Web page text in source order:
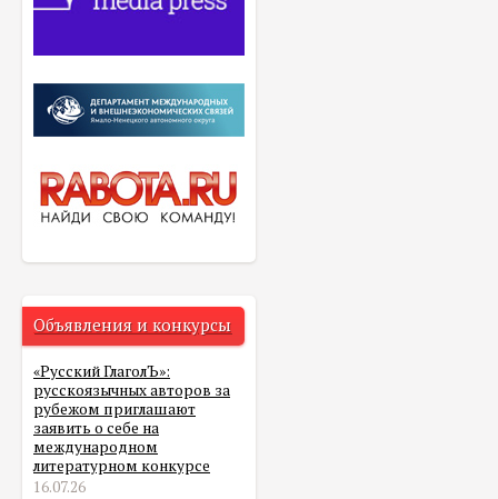
Объявления и конкурсы
«Русский ГлаголЪ»:
русскоязычных авторов за
рубежом приглашают
заявить о себе на
международном
литературном конкурсе
16.07.26